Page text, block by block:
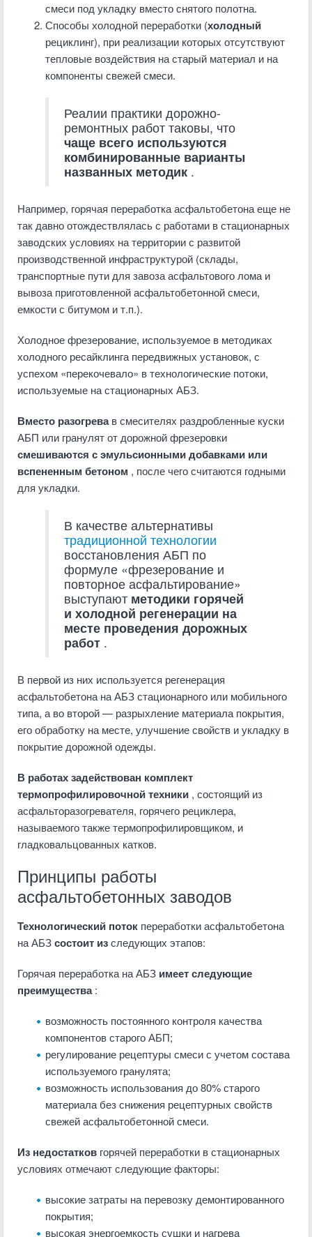
смеси под укладку вместо снятого полотна.
Способы холодной переработки (холодный
рециклинг), при реализации которых отсутствуют
тепловые воздействия на старый материал и на
компоненты свежей смеси.
Реалии практики дорожно-
ремонтных работ таковы, что
чаще всего используются
комбинированные варианты
названных методик .
Например, горячая переработка асфальтобетона еще не
так давно отождествлялась с работами в стационарных
заводских условиях на территории с развитой
производственной инфраструктурой (склады,
транспортные пути для завоза асфальтового лома и
вывоза приготовленной асфальтобетонной смеси,
емкости с битумом и т.п.).
Холодное фрезерование, используемое в методиках
холодного ресайклинга передвижных установок, с
успехом «перекочевало» в технологические потоки,
используемые на стационарных АБЗ.
Вместо разогревав смесителях раздробленные куски
АБП или гранулят от дорожной фрезеровки
смешиваются с эмульсионными добавками или
вспененным бетоном , после чего считаются годными
для укладки.
В качестве альтернативы
традиционной технологии
восстановления АБП по
формуле «фрезерование и
повторное асфальтирование»
выступают методики горячей
и холодной регенерации на
месте проведения дорожных
работ .
В первой из них используется регенерация
асфальтобетона на АБЗ стационарного или мобильного
типа, а во второй — разрыхление материала покрытия,
его обработку на месте, улучшение свойств и укладку в
покрытие дорожной одежды.
В работах задействован комплект
термопрофилировочной техники , состоящий из
асфальторазогревателя, горячего рециклера,
называемого также термопрофилировщиком, и
гладковальцованных катков.
Принципы работы
асфальтобетонных заводов
Технологический поток переработки асфальтобетона
на АБЗсостоит изследующих этапов:
Горячая переработка на АБЗ имеет следующие
преимущества:
возможность постоянного контроля качества
компонентов старого АБП;
регулирование рецептуры смеси с учетом состава
используемого гранулята;
возможность использования до 80% старого
материала без снижения рецептурных свойств
свежей асфальтобетонной смеси.
Из недостатков горячей переработки в стационарных
условиях отмечают следующие факторы:
высокие затраты на перевозку демонтированного
покрытия;
высокая энергоемкость сушки и нагрева